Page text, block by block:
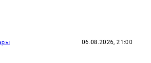
06.08.2026, 21:00